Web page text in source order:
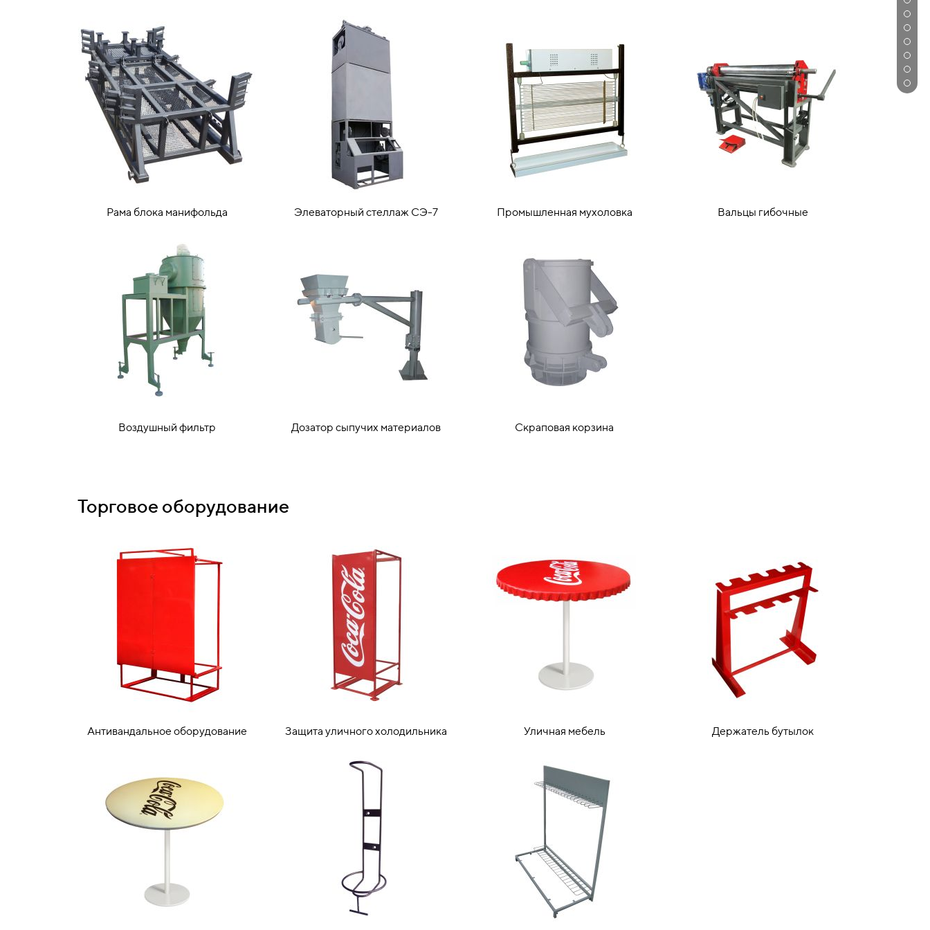
Рама блока манифольда Элеваторный стеллаж СЭ-7 Промышленная мухоловка Вальцы гибочные
Воздушный фильтр Дозатор сыпучих материалов Скраповая корзина
Торговое оборудование
Антивандальное оборудование Защита уличного холодильника Уличная мебель Держатель бутылок